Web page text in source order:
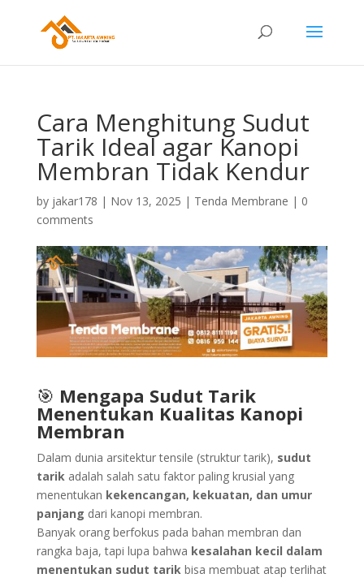
Cara Menghitung Sudut
Tarik Ideal agar Kanopi
Membran Tidak Kendur
by jakar178 | Nov 13, 2025 | Tenda Membrane | 0
comments
🎯 Mengapa Sudut Tarik
Menentukan Kualitas Kanopi
Membran
Dalam dunia arsitektur tensile (struktur tarik), sudut
tarik adalah salah satu faktor paling krusial yang
menentukan kekencangan, kekuatan, dan umur
panjang dari kanopi membran.
Banyak orang berfokus pada bahan membran dan
rangka baja, tapi lupa bahwa kesalahan kecil dalam
menentukan sudut tarik bisa membuat atap terlihat